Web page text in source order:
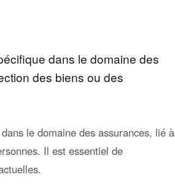
dans le domaine des
des biens ou des
le domaine des assurances, lié à
Il est essentiel de